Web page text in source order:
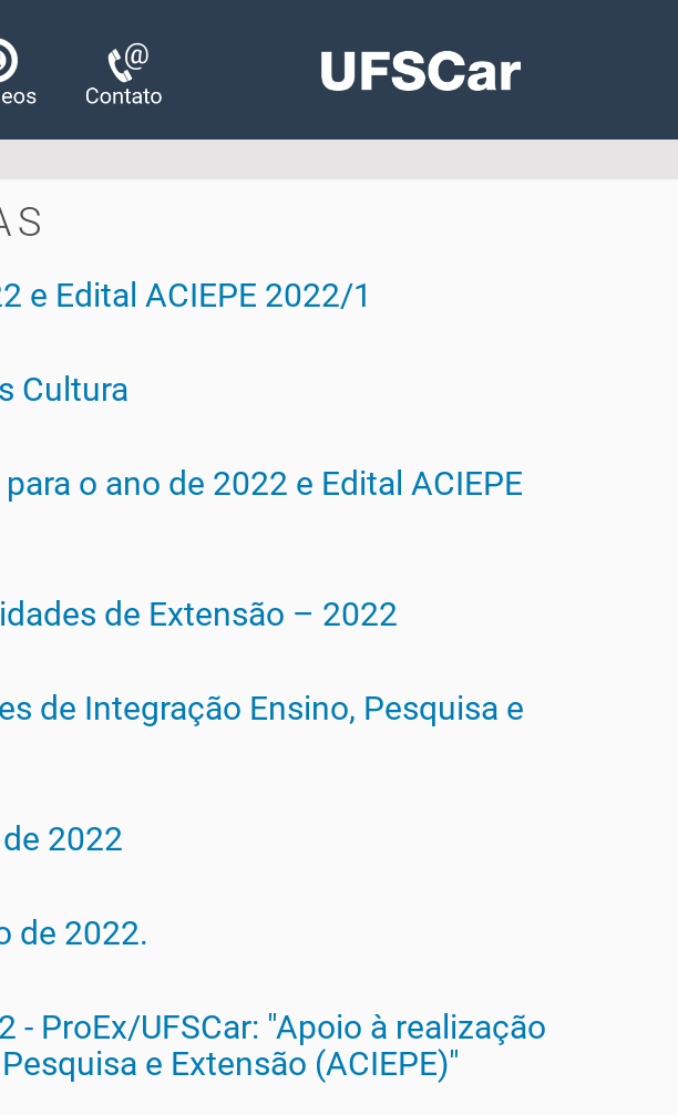
e Edital ACIEPE 2022/1
Cultura
o ano de 2022 e Edital ACIEPE
de Extensão – 2022
de Integração Ensino, Pesquisa e
2022
de 2022.
- ProEx/UFSCar: "Apoio à realização
e Extensão (ACIEPE)"